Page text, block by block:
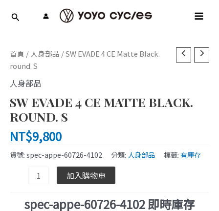
首頁 / 人身部品 / SW EVADE 4 CE Matte Black.
round. S
人身部品
SW EVADE 4 CE MATTE BLACK.
ROUND. S
NT$9,800
貨號:spec-appe-60726-4102 分類: 人身部品 標籤: 有庫存
SW
EVADE
4
CE
Matte
Black.
S
數
加入購物車
spec-appe-60726-4102 即時庫存